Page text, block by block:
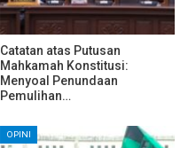
Catatan atas Putusan
Mahkamah Konstitusi:
Menyoal Penundaan
Pemulihan…
OPINI